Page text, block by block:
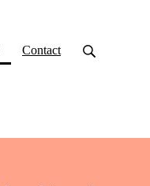
(current)
Contact